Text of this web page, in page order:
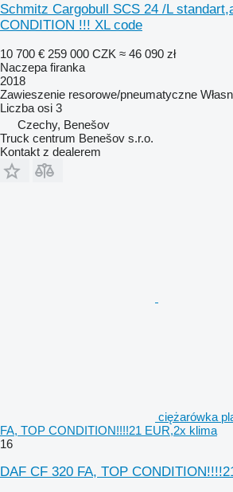
Schmitz Cargobull SCS 24 /L
CONDITION !!! XL code
10 700 € 259 000 CZK ≈ 46 090 zł
Naczepa firanka
2018
Zawieszenie resorowe/pneumatyczne
Liczba osi 3
Czechy, Benešov
Truck centrum Benešov s.r.o.
Kontakt z dealerem
ciężarówka
FA, TOP CONDITION!!!!21 EUR,2x klima
16
DAF CF 320 FA, TOP